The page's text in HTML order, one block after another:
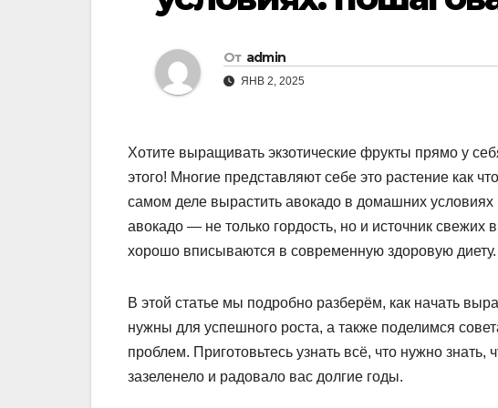
От admin
ЯНВ 2, 2025
Хотите выращивать экзотические фрукты прямо у
этого! Многие представляют себе это растение как
самом деле вырастить авокадо в домашних
авокадо — не только гордость, но и источник
хорошо вписываются в современную здоровую диету.
В этой статье мы подробно разберём, как начать
нужны для успешного роста, а также поделимся
проблем. Приготовьтесь узнать всё, что нужно
зазеленело и радовало вас долгие годы.